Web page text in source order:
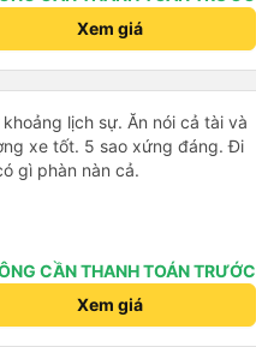
Xem giá
lịch sự. Ăn nói cả tài và
xe tốt. 5 sao xứng đáng. Đi
gì phàn nàn cả.
CẦN THANH TOÁN TRƯỚC
Xem giá